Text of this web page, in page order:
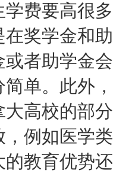
学费要高很
在奖学金和
或者助学金
简单。此外
大高校的部
，例如医学
育优势还